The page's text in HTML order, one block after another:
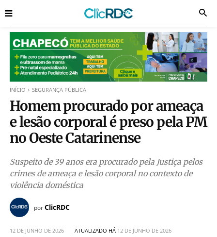
INÍCIO SEGURANÇA PÚBLICA
Homem procurado por ameaça
e lesão corporal é preso pela PM
no Oeste Catarinense
Suspeito de 39 anos era procurado pela Justiça pelos
crimes de ameaça e lesão corporal no contexto de
violência doméstica
porClicRDC
12 DE JUNHO DE 2026 ATUALIZADO HÁ 12 DE JUNHO DE 2026